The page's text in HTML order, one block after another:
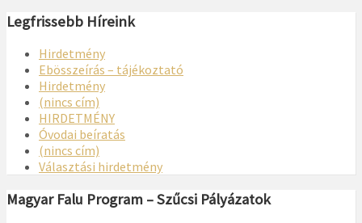
Legfrissebb Híreink
Hirdetmény
Ebösszeírás – tájékoztató
Hirdetmény
(nincs cím)
HIRDETMÉNY
Óvodai beíratás
(nincs cím)
Választási hirdetmény
Magyar Falu Program – Szűcsi Pályázatok